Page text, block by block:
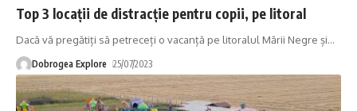
Top 3 locații de distracție pentru copii, pe litoral
Dacă vă pregătiți să petreceți o vacanță pe litoralul Mării Negre și…
Dobrogea Explore 25/07/2023